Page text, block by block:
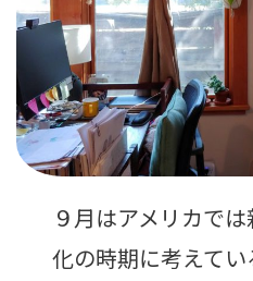
９月はアメリカで
化の時期に考えて